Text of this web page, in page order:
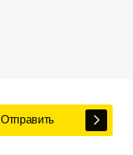
Отправить